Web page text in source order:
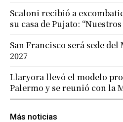
Más noticias
Scaloni recibió a
su casa de Pujato:
San Francisco será sede del
2027
Llaryora llevó el modelo
Palermo y se reunió con la